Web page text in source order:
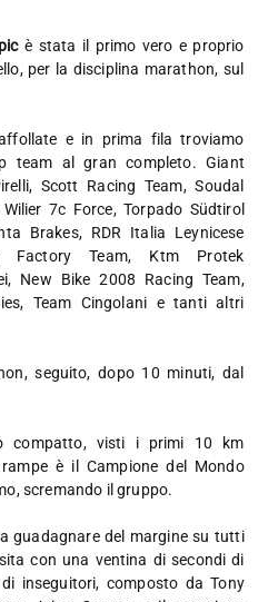
è stata il primo vero e proprio
per la disciplina marathon, sul
e in prima fila troviamo
team al gran completo. Giant
Scott Racing Team, Soudal
7c Force, Torpado Südtirol
Brakes, RDR Italia Leynicese
Factory Team, Ktm Protek
New Bike 2008 Racing Team,
Team Cingolani e tanti altri
seguito, dopo 10 minuti, dal
compatto, visti i primi 10 km
è il Campione del Mondo
scremando il gruppo.
guadagnare del margine su tutti
con una ventina di secondi di
inseguitori, composto da Tony